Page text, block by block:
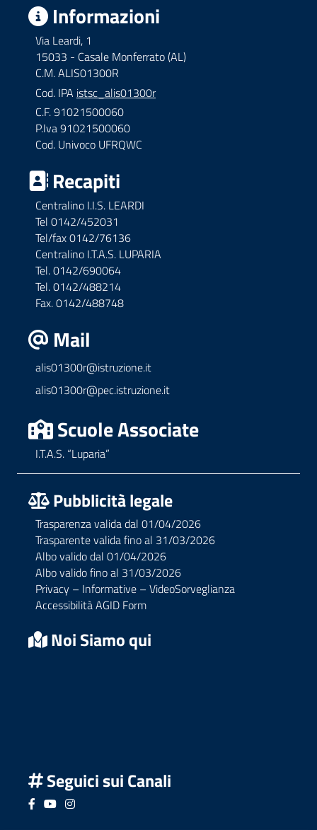
Informazioni
Via Leardi, 1
15033 - Casale Monferrato (AL)
C.M. ALIS01300R
Cod. IPA istsc_alis01300r
C.F. 91021500060
P.Iva 91021500060
Cod. Univoco UFRQWC
Recapiti
Centralino I.I.S. LEARDI
Tel 0142/452031
Tel/fax 0142/76136
Centralino I.T.A.S. LUPARIA
Tel. 0142/690064
Tel. 0142/488214
Fax. 0142/488748
Mail
alis01300r@istruzione.it
alis01300r@pec.istruzione.it
Scuole Associate
I.T.A.S. “Luparia”
Pubblicità legale
Trasparenza valida dal 01/04/2026
Trasparente valida fino al 31/03/2026
Albo valido dal 01/04/2026
Albo valido fino al 31/03/2026
Privacy – Informative – VideoSorveglianza
Accessibilità AGID Form
Noi Siamo qui
Seguici sui Canali
Seguici su Facebook
Seguici su YouTube
Seguici su Instagram